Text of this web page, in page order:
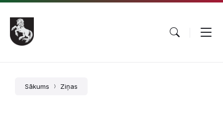
Pāriet
saturu
Skip
main
navigation
Skip
footer
Sākums Ziņas